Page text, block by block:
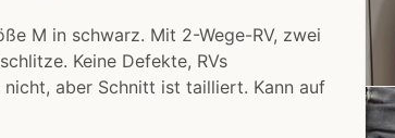
M in schwarz. Mit 2-Wege-RV, zwei
Keine Defekte, RVs
aber Schnitt ist tailliert. Kann auf